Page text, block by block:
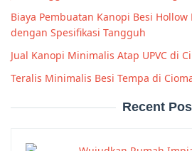
Biaya Pembuatan Kanopi Besi
dengan Spesifikasi Tangguh
Jual Kanopi Minimalis Atap UPVC di
Teralis Minimalis Besi Tempa di
Recent